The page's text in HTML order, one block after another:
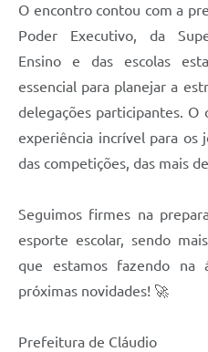
O encontro contou com a
Poder Executivo, da
Ensino e das escolas
essencial para planejar a
delegações participantes.
experiência incrível para os
das competições, das mais
Seguimos firmes na
esporte escolar, sendo
que estamos fazendo na
próximas novidades! 🚀
Prefeitura de Cláudio